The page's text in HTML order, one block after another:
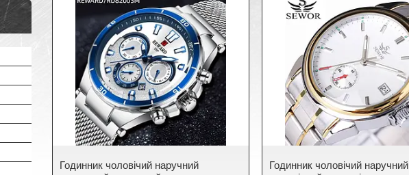
Годинник чоловічий наручний
Годинник чоловічий наручний